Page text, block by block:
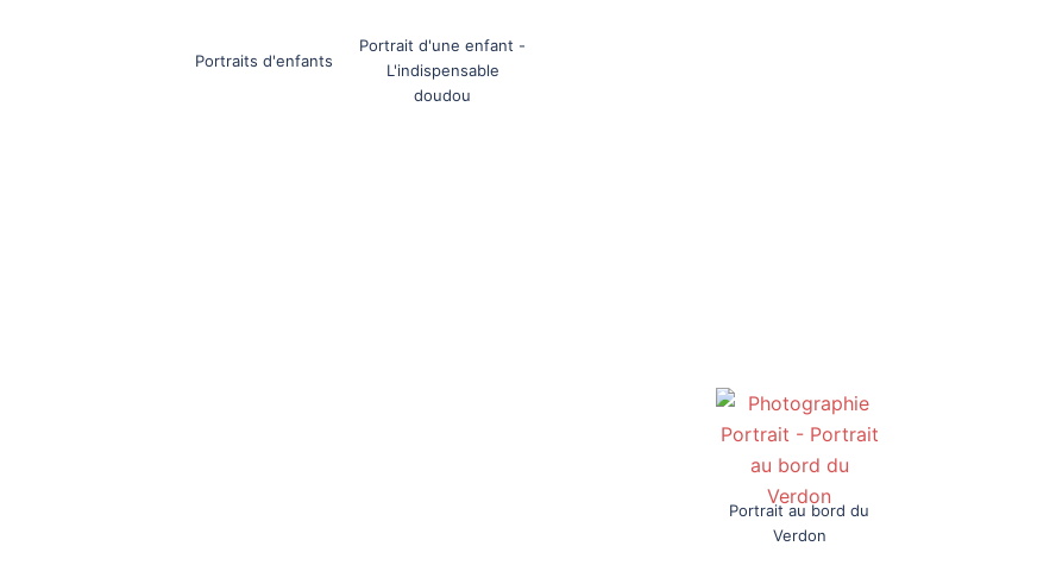
Portrait d'une enfant -
L'indispensable
doudou
Portraits d'enfants
Portrait au bord du
Verdon